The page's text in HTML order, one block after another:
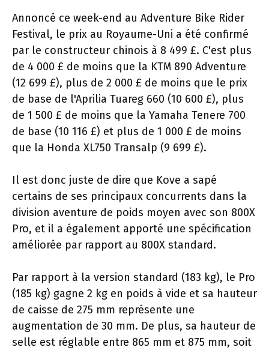
Annoncé ce week-end au Adventure Bike Rider
Festival, le prix au Royaume-Uni a été confirmé
par le constructeur chinois à 8 499 £. C'est plus
de 4 000 £ de moins que la KTM 890 Adventure
(12 699 £), plus de 2 000 £ de moins que le prix
de base de l'Aprilia Tuareg 660 (10 600 £), plus
de 1 500 £ de moins que la Yamaha Tenere 700
de base (10 116 £) et plus de 1 000 £ de moins
que la Honda XL750 Transalp (9 699 £).
Il est donc juste de dire que Kove a sapé
certains de ses principaux concurrents dans la
division aventure de poids moyen avec son 800X
Pro, et il a également apporté une spécification
améliorée par rapport au 800X standard.
Par rapport à la version standard (183 kg), le Pro
(185 kg) gagne 2 kg en poids à vide et sa hauteur
de caisse de 275 mm représente une
augmentation de 30 mm. De plus, sa hauteur de
selle est réglable entre 865 mm et 875 mm, soit